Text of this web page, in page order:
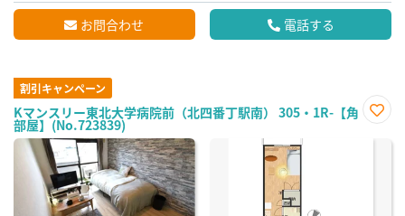
お問合わせ 電話する
割引キャンペーン
Kマンスリー東北大学病院前（北四番丁駅南） 305・1R-【角
部屋】(No.723839)
に入